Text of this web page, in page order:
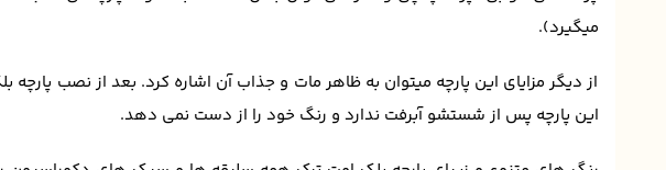
میگیرد).
از دیگر مزایای این پارچه میتوان به ظاهر مات و جذاب آن اشاره کرد. بعد از نصب
این پارچه پس از شستشو آبرفت ندارد و رنگ خود را از دست نمی دهد.